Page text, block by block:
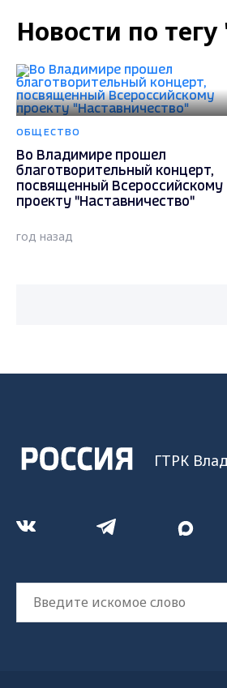
Новости по
ОБЩЕСТВО
Во Владимире прошел
благотворительный концерт,
посвященный Всероссийскому
проекту "Наставничество"
год назад
ГТРК